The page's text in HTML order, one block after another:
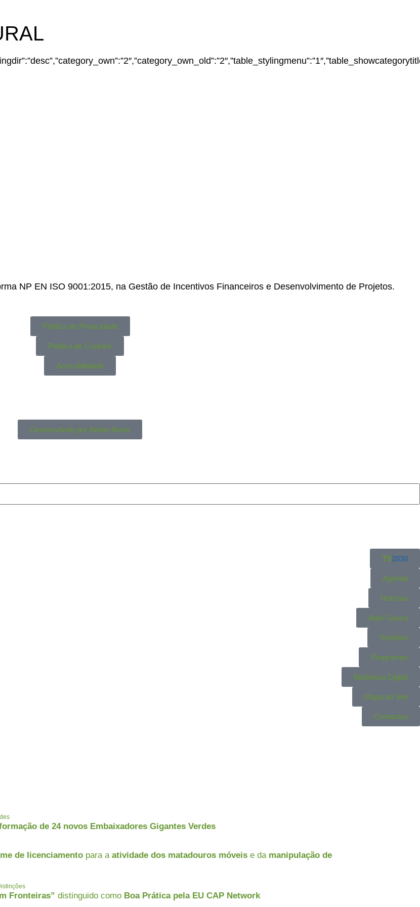
NP EN ISO 9001:2015, na Gestão de Incentivos Financeiros e Desenvolvimento de Projetos.
Política de Privacidade
Política de Cookies
Acessibilidade
Desenvolvido por Atelier Alves
TS2030
Agenda
Notícias
Ader-Sousa
Território
Programas
Biblioteca Digital
Mapa do Site
Contactos
de 24 novos Embaixadores Gigantes Verdes
de licenciamento para aatividade dos matadouros móveis e da manipulação de
Fronteiras” distinguido como Boa Prática pela EU CAP Network